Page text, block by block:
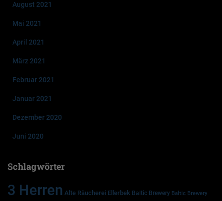
August 2021
Mai 2021
April 2021
März 2021
Februar 2021
Januar 2021
Dezember 2020
Juni 2020
Schlagwörter
3 Herren Alte Räucherei Ellerbek Baltic Brewery Baltic Brewery